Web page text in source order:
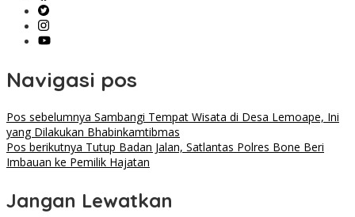
Navigasi pos
Pos sebelumnya Sambangi Tempat Wisata di Desa Lemoape, Ini
yang Dilakukan Bhabinkamtibmas
Pos berikutnya Tutup Badan Jalan, Satlantas Polres Bone Beri
Imbauan ke Pemilik Hajatan
Jangan Lewatkan